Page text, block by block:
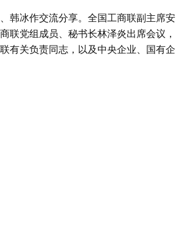
韩冰作交流分享。全国工商联副主席安
联党组成员、秘书长林泽炎出席会议，
有关负责同志，以及中央企业、国有企